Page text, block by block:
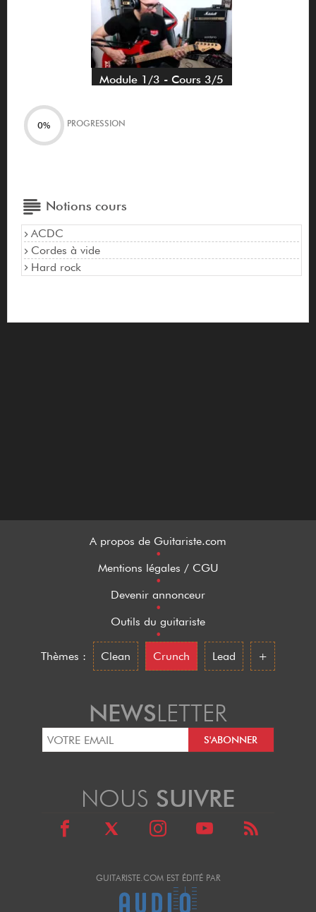
Module 1/3 - Cours 3/5
0% PROGRESSION
Notions cours
ACDC
Cordes à vide
Hard rock
A propos de Guitariste.com
•
Mentions légales / CGU
•
Devenir annonceur
•
Outils du guitariste
•
Thèmes :
Clean Crunch Lead +
NEWSLETTER
GUITARISTE.COM EST ÉDITÉ PAR
NOUS SUIVRE